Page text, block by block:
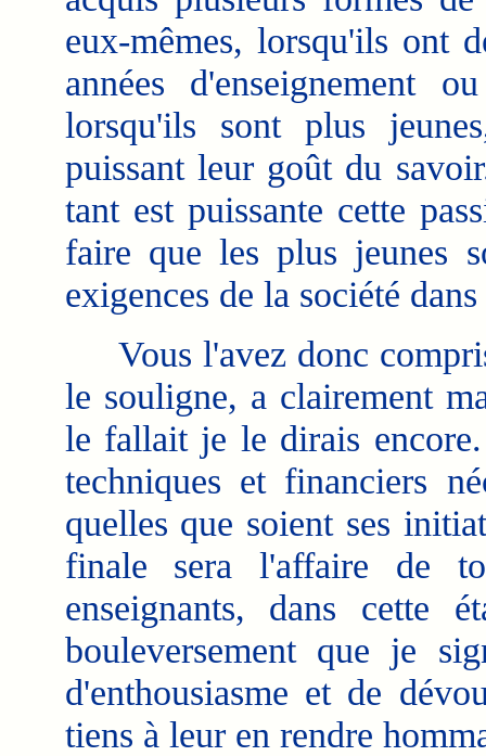
eux-mêmes, lorsqu'ils ont
années d'enseignement
lorsqu'ils sont plus
puissant leur goût du
tant est puissante cette
faire que les plus jeunes
exigences de la société
Vous l'avez donc
le souligne, a clairement
le fallait je le dirais
techniques et financiers
quelles que soient ses
finale sera l'affaire de
enseignants, dans cette
bouleversement que je
d'enthousiasme et de
tiens à leur en rendre